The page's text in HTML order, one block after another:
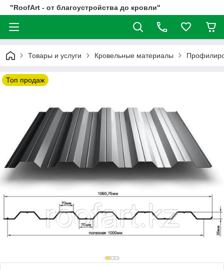
"RoofArt - от благоустройства до кровли"
Товары и услуги Кровельные материалы
Топ продаж